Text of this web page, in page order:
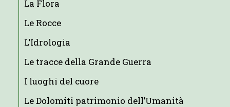
La Flora
Le Rocce
L’Idrologia
Le tracce della Grande Guerra
I luoghi del cuore
Le Dolomiti patrimonio dell’Umanità